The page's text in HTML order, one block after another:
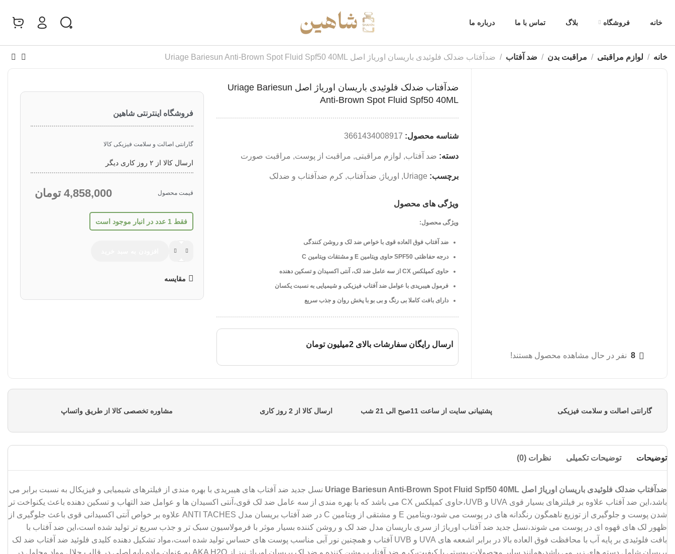
خانه فروشگاه بلاگ تماس با ما درباره ما
خانه لوازم مراقبتی مراقبت بدن ضد آفتاب ضدآفتاب ضدلک فلوئیدی باریسان اوریاژ اصل Uriage Bariesun Anti-Brown Spot Fluid Spf50 40ML
8 نفر در حال مشاهده محصول هستند!
ضدآفتاب ضدلک فلوئیدی باریسان اوریاژ اصل Uriage Bariesun
Anti-Brown Spot Fluid Spf50 40ML
شناسه محصول: 3661434008917
دسته: ضد آفتاب, لوازم مراقبتی, مراقبت از پوست, مراقبت صورت
برچسب: Uriage
, اوریاژ , ضدآفتاب, کرم ضدآفتاب و ضدلک
ویژگی های محصول
ویژگی محصول:
ضد آفتاب فوق العاده قوی با خواص ضد لک و روشن کنندگی
درجه حفاظتی SPF50 حاوی ویتامین E و مشتقات ویتامین C
حاوی کمپلکس CX از سه عامل ضد لک، آنتی اکسیدان و تسکین دهنده
فرمول هیبریدی با عوامل ضد آفتاب فیزیکی و شیمیایی به نسبت یکسان
دارای بافت کاملا بی رنگ و بی بو با پخش روان و جذب سریع
ارسال رایگان سفارشات بالای 2میلیون تومان
فروشگاه اینترنتی شاهین
گارانتی اصالت و سلامت فیزیکی کالا
ارسال کالا از ۲ روز کاری دیگر
قیمت محصول 4,858,000 تومان
فقط 1 عدد در انبار موجود است
مقایسه
گارانتی اصالت و سلامت فیزیکی پشتیبانی سایت از ساعت 11صبح الی 21 شب ارسال کالا از 2 روز کاری مشاوره تخصصی کالا از طریق واتساپ
توضیحات توضیحات تکمیلی نظرات (0)
ضدآفتاب ضدلک فلوئیدی باریسان اوریاژ اصل Uriage Bariesun Anti-Brown Spot Fluid Spf50 40ML
نسل جدید ضد آفتاب های هیبریدی با بهره مندی از فیلترهای شیمیایی و فیزیکال به نسبت برابر می
باشد،این ضد آفتاب علاوه بر فیلترهای بسیار قوی UVA و UVB،حاوی کمپلکس CX می باشد که با بهره مندی از سه عامل ضد لک قوی،آنتی اکسیدان ها و عوامل ضد التهاب و تسکین دهنده باعث یکنواخت تر
شدن پوست و جلوگیری از توزیع ناهمگون رنگدانه های در پوست می شود،ویتامین E و مشتقی از ویتامین C در ضد آفتاب بریسان مدل ANTI TACHES علاوه بر خواص آنتی اکسیدانی قوی باعث جلوگیری از
ظهور لک های قهوه ای در پوست می شوند،نسل جدید ضد آفتاب اوریاژ از سری باریسان مدل ضد لک و روشن کننده بسیار موثر با فرمولاسیون سبک تر و جذب سریع تر تولید شده است،این ضد آفتاب با
بافت فلوئیدی بر پایه آب با محافظت فوق العاده بالا در برابر اشععه های UVA و UVB آفتاب و همچنین نور آبی مناسب پوست های حساس تولید شده است،مواد تشکیل دهنده کلیدی فلوئید ضد آفتاب ضد لک
بریسان شامل دسته های زیر می باشد،همانند سایر محصولات پوستی با کیفیت،کرم ضد آفتاب روشن کننده و ضد لک بریسان اوریاژ نیز از AKA H2O به عنوان ماده پایه اصلی در قالب حلال مواد محلول در